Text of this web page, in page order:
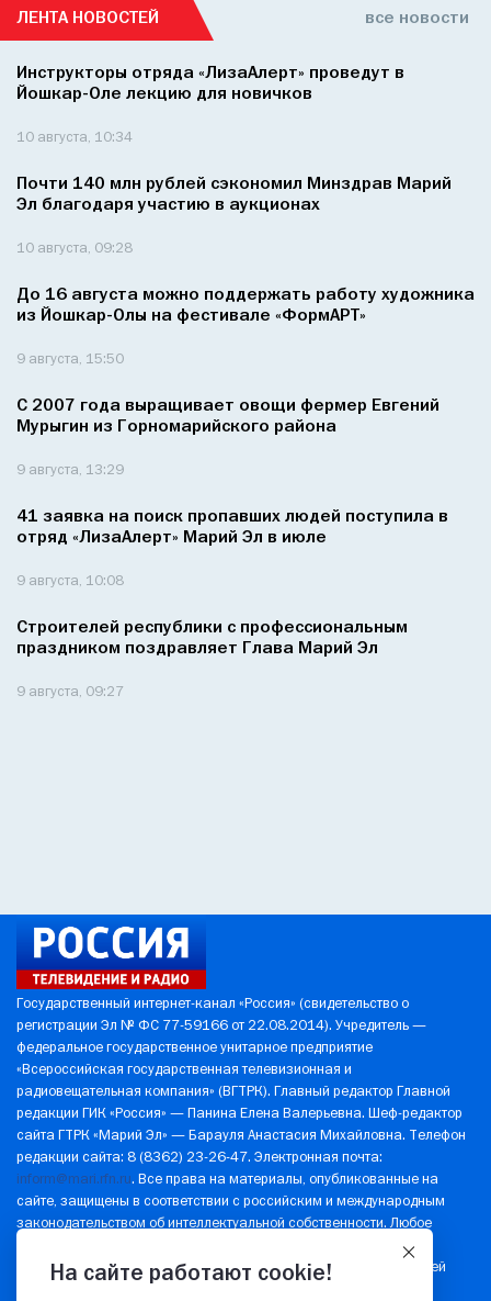
ЛЕНТА НОВОСТЕЙ все новости
Инструкторы отряда «ЛизаАлерт» проведут в
Йошкар-Оле лекцию для новичков
10 августа, 10:34
Почти 140 млн рублей сэкономил Минздрав Марий
Эл благодаря участию в аукционах
10 августа, 09:28
До 16 августа можно поддержать работу художника
из Йошкар-Олы на фестивале «ФормАРТ»
9 августа, 15:50
С 2007 года выращивает овощи фермер Евгений
Мурыгин из Горномарийского района
9 августа, 13:29
41 заявка на поиск пропавших людей поступила в
отряд «ЛизаАлерт» Марий Эл в июле
9 августа, 10:08
Строителей республики с профессиональным
праздником поздравляет Глава Марий Эл
9 августа, 09:27
Государственный интернет-канал «Россия» (свидетельство о
регистрации Эл № ФС 77-59166 от 22.08.2014). Учредитель —
федеральное государственное унитарное предприятие
«Всероссийская государственная телевизионная и
радиовещательная компания» (ВГТРК). Главный редактор Главной
редакции ГИК «Россия» — Панина Елена Валерьевна. Шеф-редактор
сайта ГТРК «Марий Эл» — Барауля Анастасия Михайловна. Телефон
редакции сайта: 8 (8362) 23-26-47. Электронная почта:
inform@mari.rfn.ru. Все права на материалы, опубликованные на
сайте, защищены в соответствии с российским и международным
законодательством об интеллектуальной собственности. Любое
использование текстовых, фото-, аудио- и видеоматериалов
возможно только с согласия правообладателя (ВГТРК). Для детей
На сайте работают cookie!